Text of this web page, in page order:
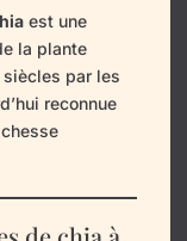
est une
la plante
par les
reconnue